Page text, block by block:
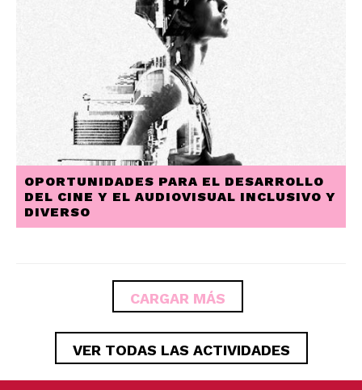
OPORTUNIDADES PARA EL DESARROLLO
DEL CINE Y EL AUDIOVISUAL INCLUSIVO Y
DIVERSO
CARGAR MÁS
VER TODAS LAS ACTIVIDADES